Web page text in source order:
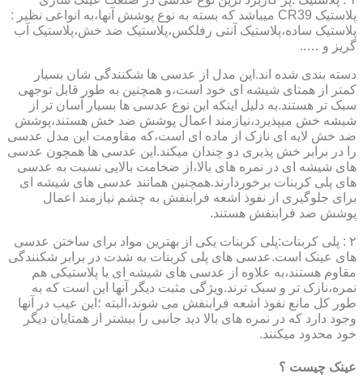
پلاستیک CR39 میباشد که بسته به نوع پوشش آنها،به انواعی نظیر :
پلاستیک ساده،پلاستیک آنتی رفلکس،پلاستیک ضد خش،پلاستیک آب
گریز و …..
دسته بندی شده اند.این مدل از عدسی ها شکنندگی شان بسیار
کمتر از همتای شیشه ای خود است،و همچنین به طور قابل توجهی
سبک تر هستند.به دلیل اینکه این نوع عدسی ها بسیار آسان تر از
شیشه خش میپذیرد،نیازمند اعمال پوشش ضد خش هستند،پوشش
ضد خش لایه ای نازک از ماده ای است،که مقاومت این مدل عدسی
را در برابر خش پذیری دو چندان میکند.این عدسی ها همچون عدسی
های شیشه ای در نمره های بالا،از ضخامت بالایی نسبت به عدسی
های پلی کربنات برخوردارند.همچنین همانند عدسی های شیشه ای
برای جلوگیری از نفوذ اشعه فرابنفش به چشم نیازمند اعمال
پوشش ضد فرابنفش هستند.
۲ : پلی کربنات:پلی کربنات یکی از بهترین مواد برای ساختن عدسی
های عینک است.عدسی های پلی کربنات به شدت در برابر شکنندگی
مقاوم هستند،به علاوه از عدسی های شیشه ای یا پلاستیکی هم
نمره،نازک تر و سبک ترند.ویژگی مثبت دیگر آنها این است که به
طور کل مانع نفوذ اشعه فرابنفش می شوند،البته ؛این عیب در آنها
وجود دارد که در نمره های بالا دید جانبی را بیشتر از همتایان دیگر
خود محدود میکنند.
عینک چیست ؟